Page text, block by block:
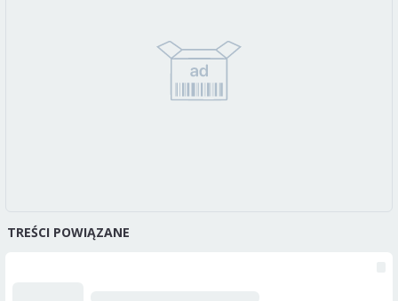
TREŚCI POWIĄZANE